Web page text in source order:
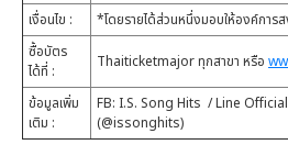
เงื่อนไข :
*โดยรายได้ส่วนหนึ่งมอบให้องค์การส
ซื้อบัตร
ได้ที่ :
Thaiticketmajor ทุกสาขา หรือ
ข้อมูลเพิ่ม
เติม :
FB: I.S. Song Hits / Line
(@issonghits)